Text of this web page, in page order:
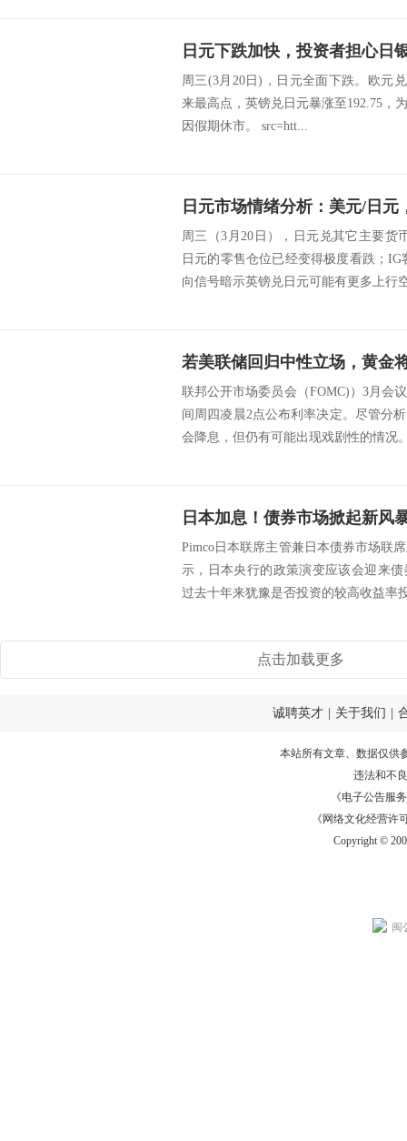
周三(3月20日)，日元全面下跌。欧元
来最高点，英镑兑日元暴涨至192.75，
因假期休市。 src=htt...
日元市场情绪分析：美元/日
周三（3月20日），日元兑其它主要货
日元的零售仓位已经变得极度看跌；
向信号暗示英镑兑日元可能有更多上行
若美联储回归中性立场，黄金
联邦公开市场委员会（FOMC)）3月会
间周四凌晨2点公布利率决定。尽管分
会降息，但仍有可能出现戏剧性的情况
Pimco日本联席主管兼日本债券市场联
示，日本央行的政策演变应该会迎来
过去十年来犹豫是否投资的较高收益率
点击加载更多
诚聘英才 关于我们
本站所有文章、数据仅供
违法和不
《电子公告服务
《网络文化经营许
Copyright ©
闽